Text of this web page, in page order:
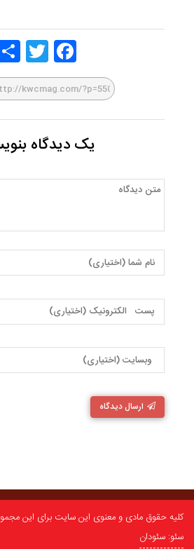
Face
book
Twitt
er
یک دیدگاه
ارسال دیدگاه
کلیه حقوق مادی و معنوی این سایت برای این
سئو: سئودان